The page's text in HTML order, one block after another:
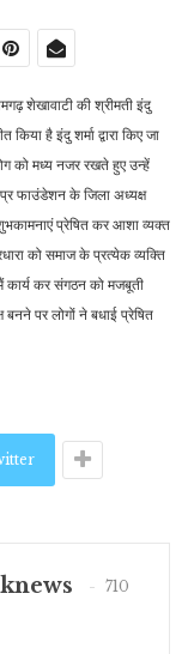
शेखावाटी की श्रीमती इंदु
है इंदु शर्मा द्वारा किए जा
को मध्य नजर रखते हुए उन्हें
फाउंडेशन के जिला अध्यक्ष
प्रेषित कर आशा व्यक्त
को समाज के प्रत्येक व्यक्ति
कर संगठन को मजबूती
बनने पर लोगों ने बधाई प्रेषित
710